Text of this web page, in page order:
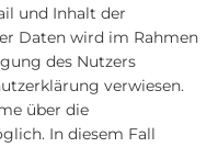
und Inhalt der
Daten wird im Rahmen
des Nutzers
verwiesen.
über die
In diesem Fall